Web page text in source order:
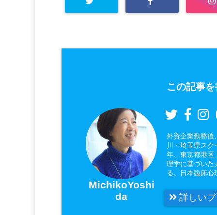
この記事
MichikoYoshi
da
外資企業勤務後
川・埼玉県ス
年、東京都港区
理学に基づいた
る。日本臨床心
詳しいプ